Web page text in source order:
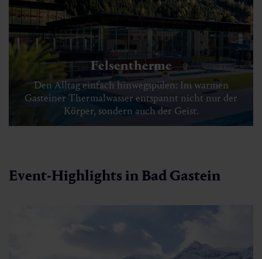
Felsentherme
Den Alltag einfach hinwegspülen: Im warmen
Gasteiner Thermalwasser entspannt nicht nur der
Körper, sondern auch der Geist.
Event-Highlights in Bad Gastein